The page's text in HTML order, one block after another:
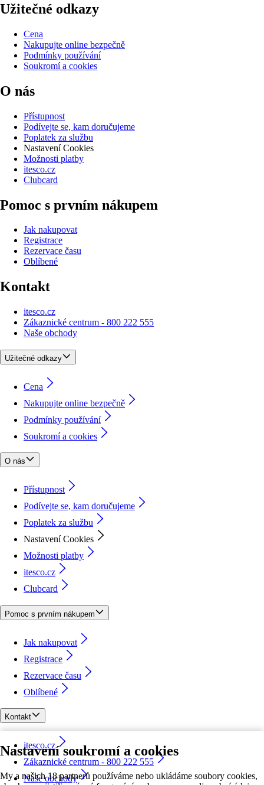
Nastavení soukromí a cookies
My a našich 18 partnerů používáme nebo ukládáme soubory cookies,
Užitečné odkazy
Cena
Nakupujte online bezpečně
Podmínky používání
Soukromí a cookies
O nás
Přístupnost
Podívejte se, kam doručujeme
Poplatek za službu
Nastavení Cookies
Možnosti platby
itesco.cz
Clubcard
Pomoc s prvním nákupem
Jak nakupovat
Registrace
Rezervace času
Oblíbené
Kontakt
itesco.cz
Zákaznické centrum - 800 222 555
Naše obchody
Užitečné odkazy
Cena
Nakupujte online bezpečně
Podmínky používání
Soukromí a cookies
O nás
Přístupnost
Podívejte se, kam doručujeme
Poplatek za službu
Nastavení Cookies
Možnosti platby
itesco.cz
Clubcard
Pomoc s prvním nákupem
Jak nakupovat
Registrace
Rezervace času
Oblíbené
Kontakt
itesco.cz
Zákaznické centrum - 800 222 555
Naše obchody